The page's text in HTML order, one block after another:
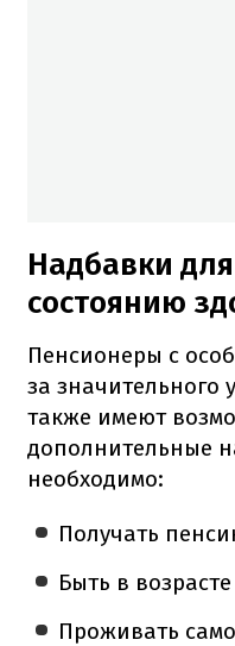
Надбавки
состоянию
Пенсионеры с
за значительного
также имеют
дополнительные
необходимо:
Получать
Быть в
Проживать